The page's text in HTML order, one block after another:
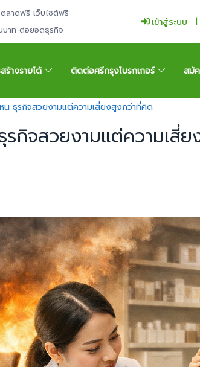
ลาดฟรี เว็บไซต์ฟรี
บาท ต่อยอดธุรกิจ
เข้าสู่ระบบ
ร้างรายได้ ติดต่อศรีกรุงโบรกเกอร์ สมั
น ธุรกิจสวยงามแต่ความเสี่ยงสูงกว่าที่คิด
กิจสวยงามแต่ความเสี่